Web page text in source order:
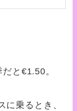
と€1.50。
に乗るとき、